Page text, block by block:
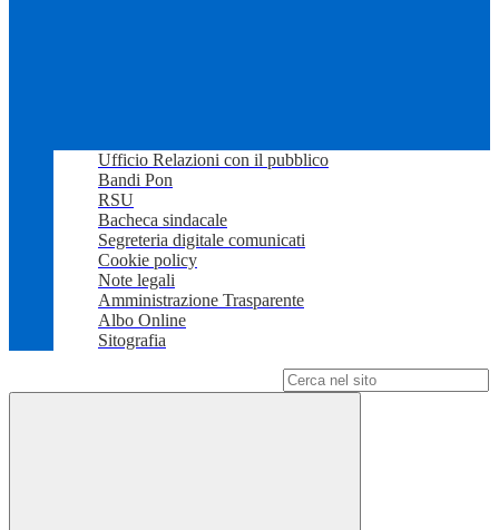
Ufficio Relazioni con il pubblico
Bandi Pon
RSU
Bacheca sindacale
Segreteria digitale comunicati
Cookie policy
Note legali
Amministrazione Trasparente
Albo Online
Sitografia